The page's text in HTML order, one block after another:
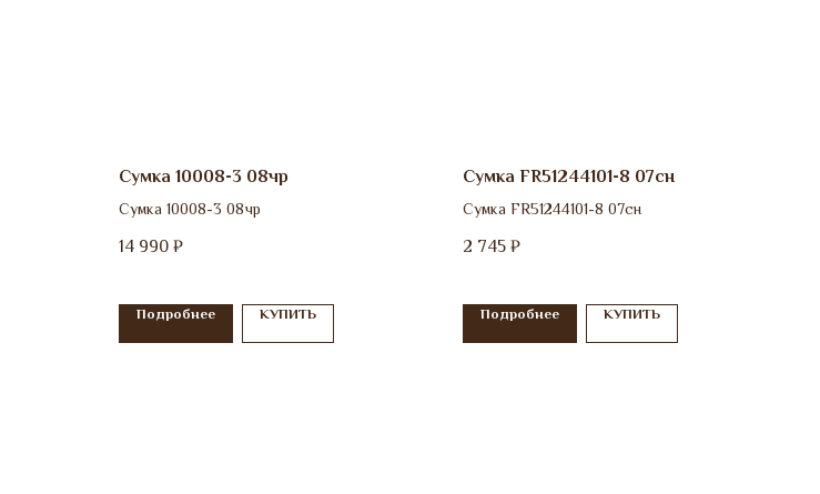
Сумка 10008-3 08чр
Сумка 10008-3 08чр
14 990 ₽
Подробнее КУПИТЬ
Сумка FR51244101-8 07сн
Сумка FR51244101-8 07сн
2 745 ₽
Подробнее КУПИТЬ